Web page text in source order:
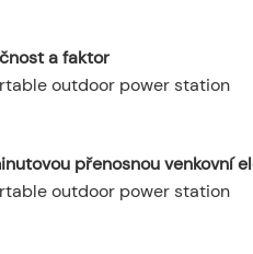
a faktor
přenosnou venkovní